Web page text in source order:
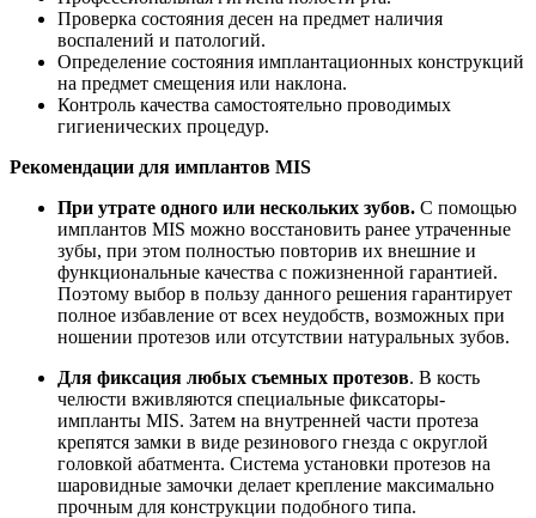
Проверка состояния десен на предмет наличия
воспалений и патологий.
Определение состояния имплантационных конструкций
на предмет смещения или наклона.
Контроль качества самостоятельно проводимых
гигиенических процедур.
Рекомендации для имплантов MIS
При утрате одного или нескольких зубов. С помощью
имплантов MIS можно восстановить ранее утраченные
зубы, при этом полностью повторив их внешние и
функциональные качества c пожизненной гарантией.
Поэтому выбор в пользу данного решения гарантирует
полное избавление от всех неудобств, возможных при
ношении протезов или отсутствии натуральных зубов.
Для фиксация любых съемных протезов. В кость
челюсти вживляются специальные фиксаторы-
импланты MIS. Затем на внутренней части протеза
крепятся замки в виде резинового гнезда с округлой
головкой абатмента. Система установки протезов на
шаровидные замочки делает крепление максимально
прочным для конструкции подобного типа.